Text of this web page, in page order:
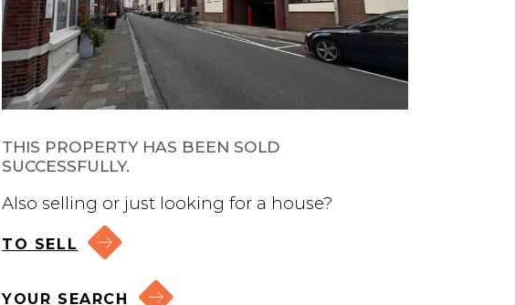
THIS PROPERTY HAS BEEN SOLD
SUCCESSFULLY.
Also selling or just looking for a house?
TO SELL
YOUR SEARCH